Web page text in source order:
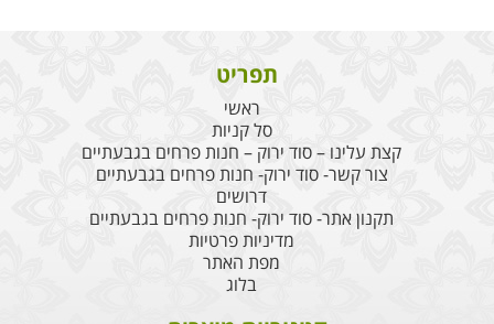
תפריט
ראשי
סל קניות
קצת עלינו – סוד ירוק – חנות פרחים בגבעתיים
צור קשר- סוד ירוק- חנות פרחים בגבעתיים
דרושים
תקנון אתר- סוד ירוק- חנות פרחים בגבעתיים
מדיניות פרטיות
מפת האתר
בלוג